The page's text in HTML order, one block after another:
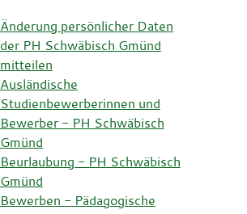
Änderung persönlicher Daten
der PH Schwäbisch Gmünd
mitteilen
Ausländische
Studienbewerberinnen und
Bewerber - PH Schwäbisch
Gmünd
Beurlaubung - PH Schwäbisch
Gmünd
Bewerben - Pädagogische